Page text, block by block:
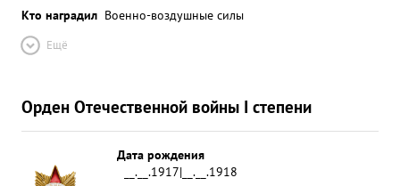
Кто наградил Военно-воздушные силы
Ещё
Орден Отечественной войны I степени
Дата рождения
__.__.1917|__.__.1918